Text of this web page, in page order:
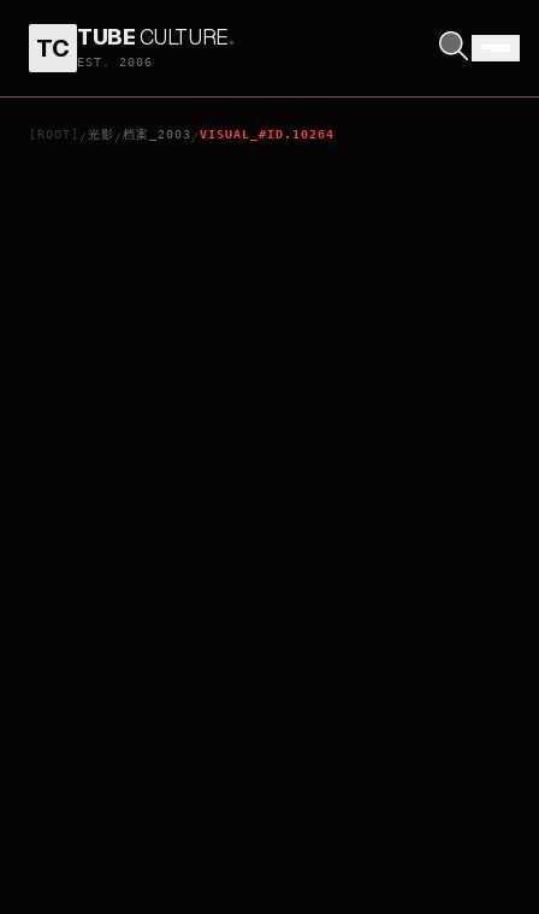
TC TUBECULTURE.
EST. 2006
[ROOT] /光影 /档案_2003 /VISUAL_#ID.10264
LOVE FOR ALL SEASONS